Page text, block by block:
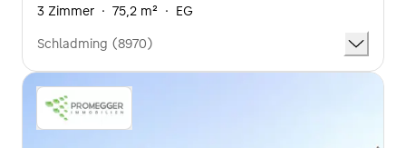
3 Zimmer · 75,2 m² · EG
Schladming (8970)